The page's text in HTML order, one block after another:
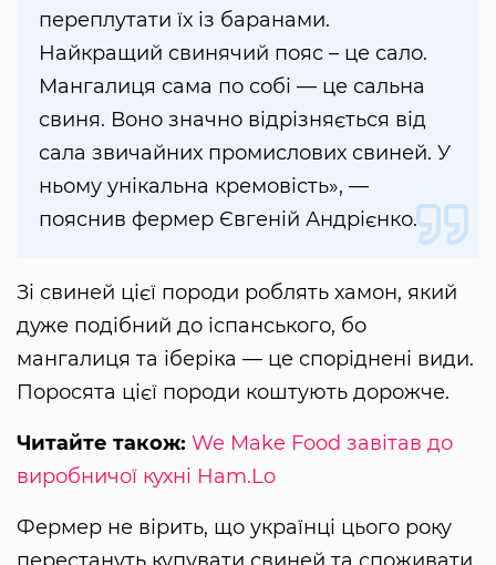
переплутати їх із баранами.
Найкращий свинячий пояс – це сало.
Мангалиця сама по собі — це сальна
свиня. Воно значно відрізняється від
сала звичайних промислових свиней. У
ньому унікальна кремовість», —
пояснив фермер Євгеній Андрієнко.
Зі свиней цієї породи роблять хамон, який
дуже подібний до іспанського, бо
мангалиця та іберіка — це споріднені види.
Поросята цієї породи коштують дорожче.
Читайте також: We Make Food завітав до
виробничої кухні Ham.Lo
Фермер не вірить, що українці цього року